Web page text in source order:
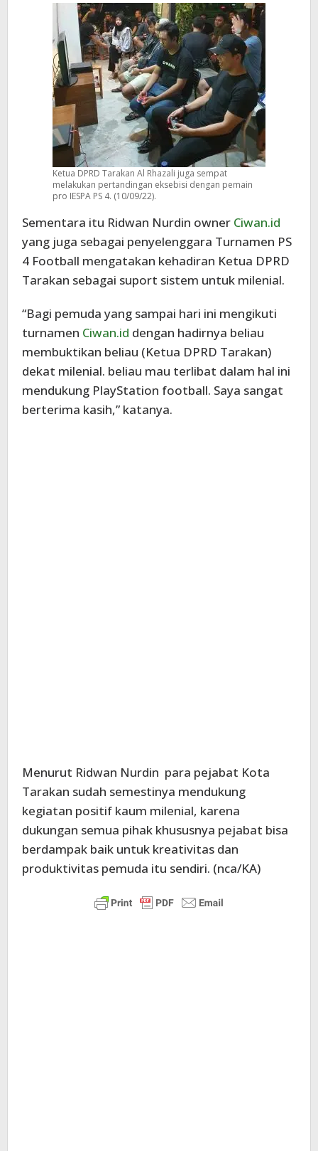
Ketua DPRD Tarakan Al Rhazali juga sempat
melakukan pertandingan eksebisi dengan pemain
pro IESPA PS 4. (10/09/22).
Sementara itu Ridwan Nurdin owner Ciwan.id
yang juga sebagai penyelenggara Turnamen PS
4 Football mengatakan kehadiran Ketua DPRD
Tarakan sebagai suport sistem untuk milenial.
“Bagi pemuda yang sampai hari ini mengikuti
turnamen Ciwan.id dengan hadirnya beliau
membuktikan beliau (Ketua DPRD Tarakan)
dekat milenial. beliau mau terlibat dalam hal ini
mendukung PlayStation football. Saya sangat
berterima kasih,” katanya.
Menurut Ridwan Nurdin para pejabat Kota
Tarakan sudah semestinya mendukung
kegiatan positif kaum milenial, karena
dukungan semua pihak khususnya pejabat bisa
berdampak baik untuk kreativitas dan
produktivitas pemuda itu sendiri. (nca/KA)